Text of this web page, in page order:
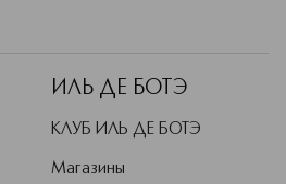
ИЛЬ ДЕ БОТЭ
КЛУБ ИЛЬ ДЕ БОТЭ
Магазины